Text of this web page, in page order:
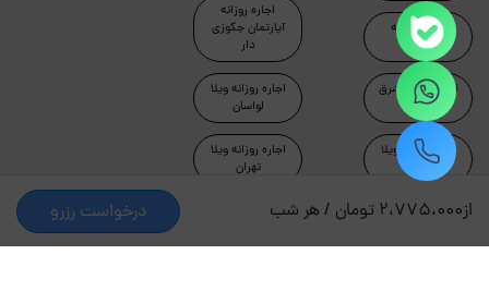
از2،775،000 تومان / هر شب درخواست رزرو
اجاره روزانه
ماسال
اجاره روزانه شرق
تهران
اجاره روزانه ویلا
دماوند
اجاره روزانه
آپارتمان جکوزی
دار
اجاره روزانه ویلا
لواسان
اجاره روزانه ویلا
تهران
طراحی و توسعه توسط جاکجاست